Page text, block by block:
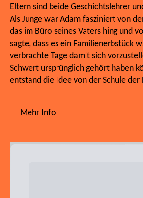
Eltern sind beide Geschichtslehrer
Als Junge war Adam fasziniert von
das im Büro seines Vaters hing und
sagte, dass es ein Familienerbstück
verbrachte Tage damit sich
Schwert ursprünglich gehört haben
entstand die Idee von der Schule der
Mehr Info